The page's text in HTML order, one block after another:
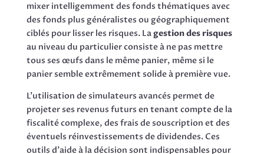
mixer intelligemment des fonds thématiques avec
des fonds plus généralistes ou géographiquement
ciblés pour lisser les risques. Lagestion des risques
au niveau du particulier consiste à ne pas mettre
tous ses œufs dans le même panier, même si le
panier semble extrêmement solide à première vue.
L’utilisation de simulateurs avancés permet de
projeter ses revenus futurs en tenant compte de la
fiscalité complexe, des frais de souscription et des
éventuels réinvestissements de dividendes. Ces
outils d’aide à la décision sont indispensables pour